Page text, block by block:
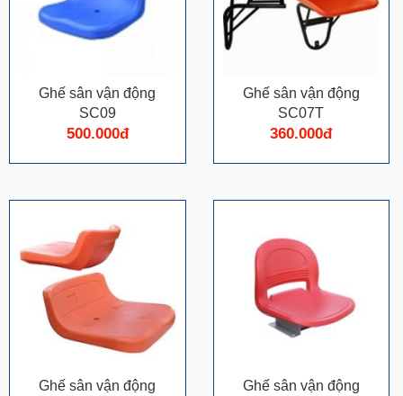
Ghế sân vận động
SC09
500.000đ
Ghế sân vận động
SC07T
360.000đ
Ghế sân vận động
Ghế sân vận động